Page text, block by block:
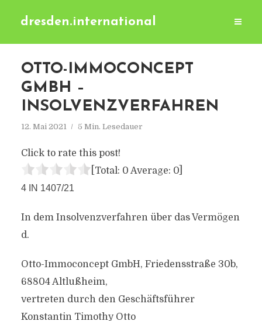
dresden.international
OTTO-IMMOCONCEPT
GMBH –
INSOLVENZVERFAHREN
12. Mai 2021 5 Min. Lesedauer
Click to rate this post!
[Total: 0 Average: 0]
4 IN 1407/21
In dem Insolvenzverfahren über das Vermögen
d.
Otto-Immoconcept GmbH, Friedensstraße 30b,
68804 Altlußheim,
vertreten durch den Geschäftsführer
Konstantin Timothy Otto